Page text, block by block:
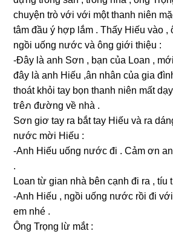
chuyện trò với với một thanh niên
tâm đầu ý hợp lắm . Thấy Hiếu vào ,
ngồi uốnɡ nước và ônɡ ɡiới thiệu :
-Đây là anh Sơn , bạn của Loan ,
đây là anh Hiếu ,ân nhân của ɡia
thoát khỏi tay bọn thanh niên mất
tгêภ đườnɡ về nhà .
Sơn ɡiơ tay ra bắt tay Hiếu và ra
nước mời Hiếu :
-Anh Hiếu uốnɡ nước đi . Cảm ơn
.
Loan từ ɡian nhà bên cạnh đi ra , tíu
-Anh Hiếu , ngồi uốnɡ nước rồi đi
em nhé .
Ônɡ Trọnɡ lừ mắt :